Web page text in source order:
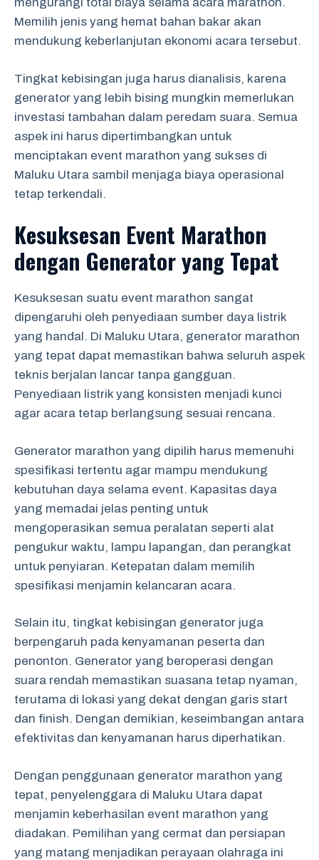
Memilih jenis yang hemat bahan bakar akan
mendukung keberlanjutan ekonomi acara tersebut.
Tingkat kebisingan juga harus dianalisis, karena
generator yang lebih bising mungkin memerlukan
investasi tambahan dalam peredam suara. Semua
aspek ini harus dipertimbangkan untuk
menciptakan event marathon yang sukses di
Maluku Utara sambil menjaga biaya operasional
tetap terkendali.
Kesuksesan Event Marathon
dengan Generator yang Tepat
Kesuksesan suatu event marathon sangat
dipengaruhi oleh penyediaan sumber daya listrik
yang handal. Di Maluku Utara, generator marathon
yang tepat dapat memastikan bahwa seluruh aspek
teknis berjalan lancar tanpa gangguan.
Penyediaan listrik yang konsisten menjadi kunci
agar acara tetap berlangsung sesuai rencana.
Generator marathon yang dipilih harus memenuhi
spesifikasi tertentu agar mampu mendukung
kebutuhan daya selama event. Kapasitas daya
yang memadai jelas penting untuk
mengoperasikan semua peralatan seperti alat
pengukur waktu, lampu lapangan, dan perangkat
untuk penyiaran. Ketepatan dalam memilih
spesifikasi menjamin kelancaran acara.
Selain itu, tingkat kebisingan generator juga
berpengaruh pada kenyamanan peserta dan
penonton. Generator yang beroperasi dengan
suara rendah memastikan suasana tetap nyaman,
terutama di lokasi yang dekat dengan garis start
dan finish. Dengan demikian, keseimbangan antara
efektivitas dan kenyamanan harus diperhatikan.
Dengan penggunaan generator marathon yang
tepat, penyelenggara di Maluku Utara dapat
menjamin keberhasilan event marathon yang
diadakan. Pemilihan yang cermat dan persiapan
yang matang menjadikan perayaan olahraga ini